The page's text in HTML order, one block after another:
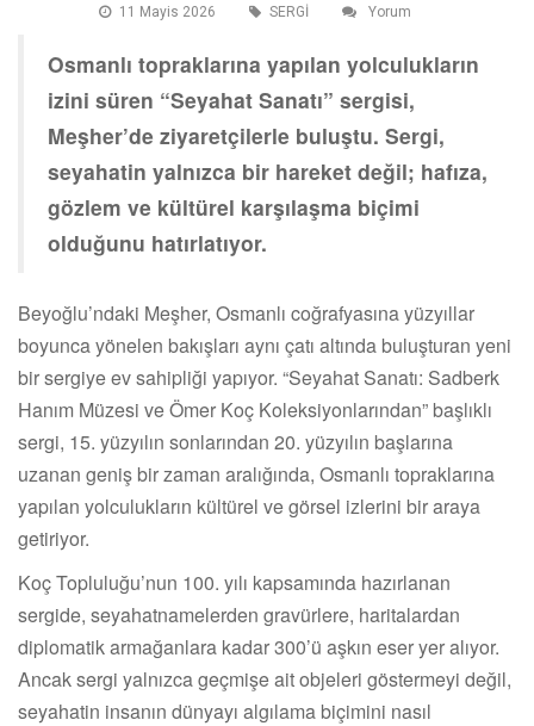
11 Mayis 2026 SERGİ Yorum
Osmanlı topraklarına yapılan yolculukların
izini süren “Seyahat Sanatı” sergisi,
Meşher’de ziyaretçilerle buluştu. Sergi,
seyahatin yalnızca bir hareket değil; hafıza,
gözlem ve kültürel karşılaşma biçimi
olduğunu hatırlatıyor.
Beyoğlu’ndaki Meşher, Osmanlı coğrafyasına yüzyıllar
boyunca yönelen bakışları aynı çatı altında buluşturan yeni
bir sergiye ev sahipliği yapıyor. “Seyahat Sanatı: Sadberk
Hanım Müzesi ve Ömer Koç Koleksiyonlarından” başlıklı
sergi, 15. yüzyılın sonlarından 20. yüzyılın başlarına
uzanan geniş bir zaman aralığında, Osmanlı topraklarına
yapılan yolculukların kültürel ve görsel izlerini bir araya
getiriyor.
Koç Topluluğu’nun 100. yılı kapsamında hazırlanan
sergide, seyahatnamelerden gravürlere, haritalardan
diplomatik armağanlara kadar 300’ü aşkın eser yer alıyor.
Ancak sergi yalnızca geçmişe ait objeleri göstermeyi değil,
seyahatin insanın dünyayı algılama biçimini nasıl